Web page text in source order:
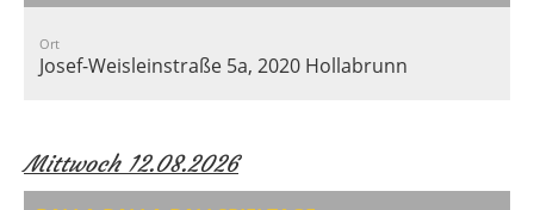
Ort
Josef-Weisleinstraße 5a, 2020 Hollabrunn
Mittwoch 12.08.2026